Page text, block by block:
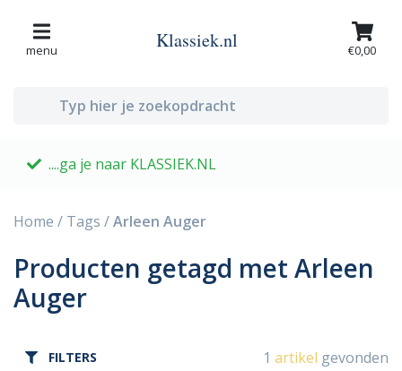
menu Klassiek.nl €0,00
....ga je naar KLASSIEK.NL
Home / Tags /Arleen Auger
Producten getagd met Arleen
Auger
FILTERS 1 artikel gevonden